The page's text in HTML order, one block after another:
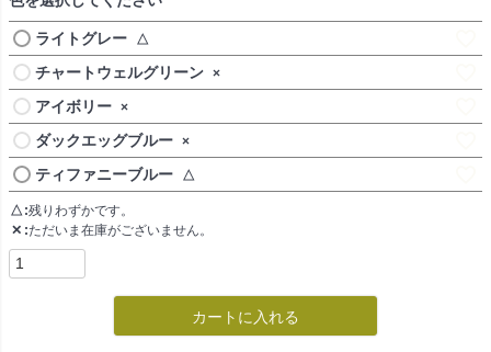
ライトグレー △
チャートウェルグリーン ×
アイボリー ×
ダックエッグブルー ×
ティファニーブルー △
△ 残りわずかです。
✕ ただいま在庫がございません。
カートに入れる